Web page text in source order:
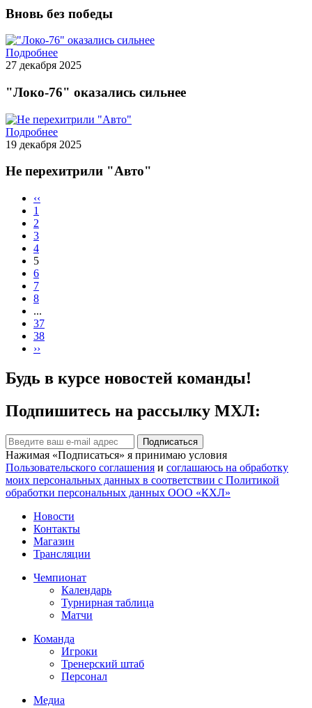
Вновь без победы
Подробнее
27 декабря 2025
"Локо-76" оказались сильнее
Подробнее
19 декабря 2025
Не перехитрили "Авто"
‹‹
1
2
3
4
5
6
7
8
...
37
38
››
Будь в курсе новостей команды!
Подпишитесь на рассылку МХЛ:
Подписаться
Нажимая «Подписаться» я принимаю условия
Пользовательского соглашения и соглашаюсь на обработку
моих персональных данных в соответствии с Политикой
обработки персональных данных ООО «КХЛ»
Новости
Контакты
Магазин
Трансляции
Чемпионат
Календарь
Турнирная таблица
Матчи
Команда
Игроки
Тренерский штаб
Персонал
Медиа